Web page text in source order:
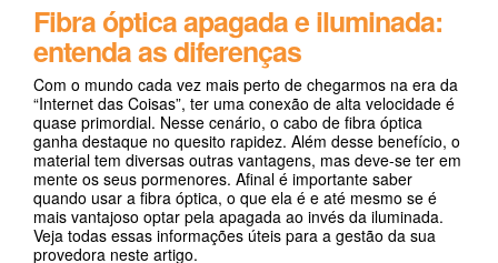
Fibra óptica apagada e iluminada:
entenda as diferenças
Com o mundo cada vez mais perto de chegarmos na era da
“Internet das Coisas”, ter uma conexão de alta velocidade é
quase primordial. Nesse cenário, o cabo de fibra óptica
ganha destaque no quesito rapidez. Além desse benefício, o
material tem diversas outras vantagens, mas deve-se ter em
mente os seus pormenores. Afinal é importante saber
quando usar a fibra óptica, o que ela é e até mesmo se é
mais vantajoso optar pela apagada ao invés da iluminada.
Veja todas essas informações úteis para a gestão da sua
provedora neste artigo.